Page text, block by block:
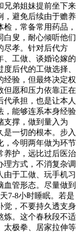
兄弟姐妹提前坐下来
，避免后续由于赡养
，常备常用药品，
白叟，耐心倾听他们
尽孝。针对后代方
、工做、谈婚论嫁的
后代的工做选择、
经验，但最终决定权
但愿和压力依靠正在
代承担，也是让本人
，能够连系本身经验
支撑，做到量入为
是一切的根本。步入
，今明两年做为环节
养护，远比过后医治
理方式，不消复杂调
由于工做、玩手机习
管形态。尽量做到
7-8小时睡眠。若是
觉，不要持久透支身
炼。这个春秋段不适
太极拳、居家拉伸等